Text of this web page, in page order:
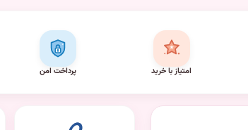
امتیاز با خرید پرداخت امن